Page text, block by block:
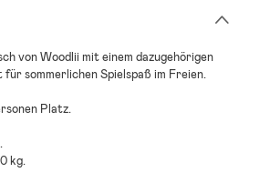
von Woodlii mit einem dazugehörigen
sommerlichen Spielspaß im Freien.
Platz.
kg.